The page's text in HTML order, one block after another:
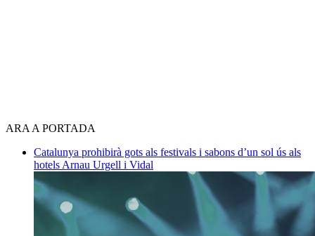
ARA A PORTADA
Catalunya prohibirà gots als festivals i sabons d’un sol ús als
hotels Arnau Urgell i Vidal